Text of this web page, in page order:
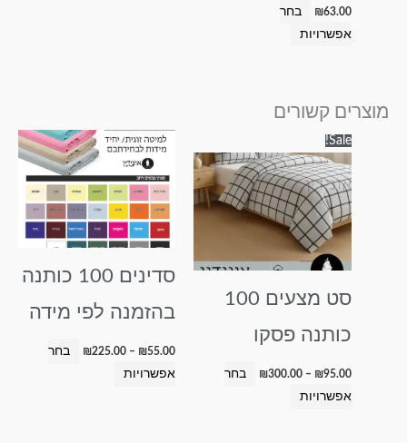
₪63.00
בחר
אפשרויות
מוצרים קשורים
Sale!
סט מצעים 100
כותנה פסקו
₪95.00
–
₪300.00
מחירים:
⁦₪95.00⁩
עד
⁦₪300.00⁩
בחר
אפשרויות
זה
יש
מספר
סוגים.
ניתן
את
בעמוד
המוצר
סדינים 100 כותנה
בהזמנה לפי מידה
₪55.00
–
₪225.00
טווח
מחירים:
⁦₪55.00⁩
עד
בחר
אפשרויות
למוצר
יש
מספר
סוגים.
לבחור
האפשרויות
בעמוד